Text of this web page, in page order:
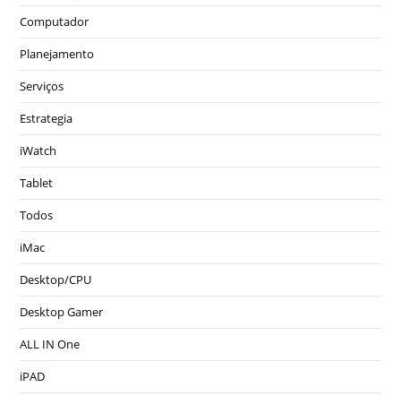
Computador
Planejamento
Serviços
Estrategia
iWatch
Tablet
Todos
iMac
Desktop/CPU
Desktop Gamer
ALL IN One
iPAD